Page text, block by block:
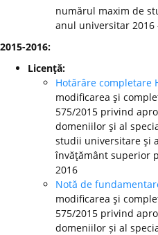
numărul maxim de
anul universitar 2016
2015-2016:
Licenţă:
Hotărâre completare
modificarea şi
575/2015 privind
domeniilor şi al
studii universitare şi
învăţământ superior
2016
Notă de
modificarea şi
575/2015 privind
domeniilor și al